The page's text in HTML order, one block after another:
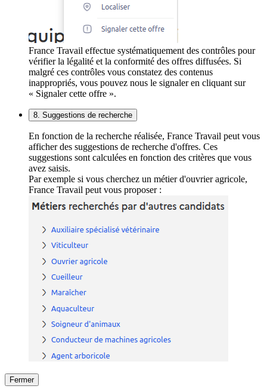
France Travail effectue systématiquement des contrôles pour
vérifier la légalité et la conformité des offres diffusées. Si
malgré ces contrôles vous constatez des contenus
inappropriés, vous pouvez nous le signaler en cliquant sur
« Signaler cette offre ».
8. Suggestions de recherche
En fonction de la recherche réalisée, France Travail peut vous
afficher des suggestions de recherche d'offres. Ces
suggestions sont calculées en fonction des critères que vous
avez saisis.
Par exemple si vous cherchez un métier d'ouvrier agricole,
France Travail peut vous proposer :
Fermer